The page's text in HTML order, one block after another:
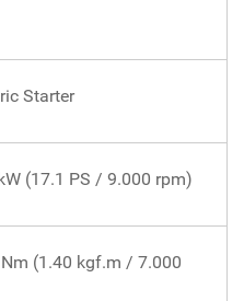
Starter
(17.1 PS / 9.000 rpm)
(1.40 kgf.m / 7.000